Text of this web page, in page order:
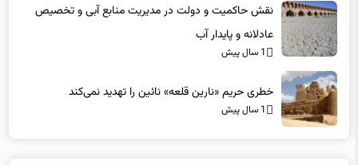
نقش حاکمیت و دولت در مدیریت منابع آبی و تخصیص
عادلانه و پایدار آب
1 سال پیش
خطری حریم «نارین قلعه‌» نائین را تهدید نمی‌کند
1 سال پیش